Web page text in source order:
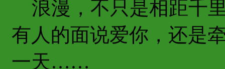
浪漫，不只是相距千
有人的面说爱你，还是
一天……